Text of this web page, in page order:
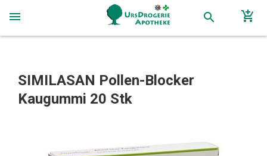
menu search add_shopping_cart
SIMILASAN Pollen-Blocker
Kaugummi 20 Stk